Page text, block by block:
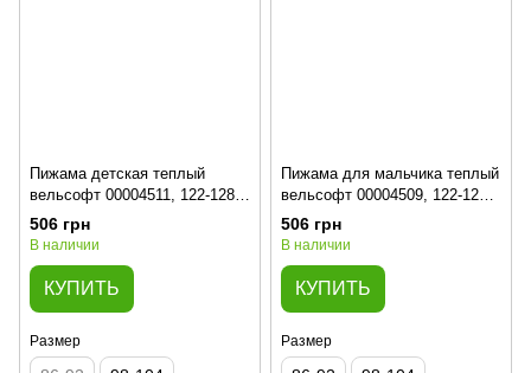
Пижама детская теплый
вельсофт 00004511, 122-128
см, 6-7 лет
506 грн
В наличии
КУПИТЬ
Размер
Пижама для мальчика теплый
вельсофт 00004509, 122-128
см, 6-7 лет
506 грн
В наличии
КУПИТЬ
Размер